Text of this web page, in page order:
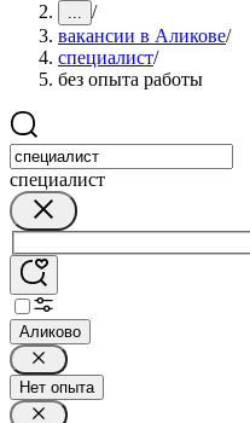
... /
вакансии в Аликове/
специалист/
без опыта работы
специалист
Аликово
Нет опыта